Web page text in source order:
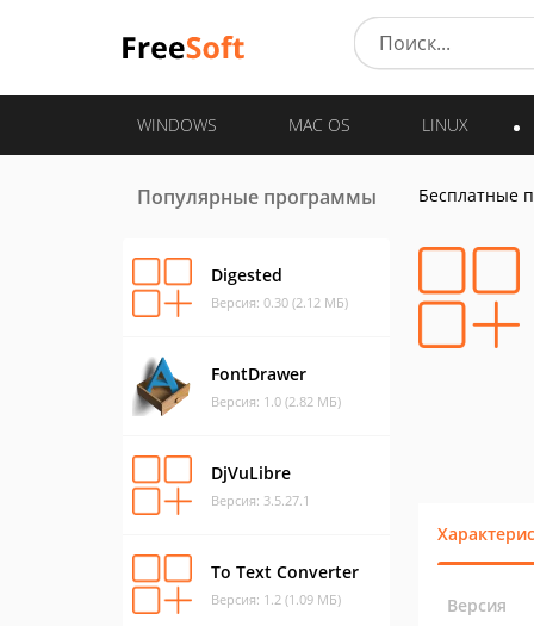
WINDOWS MAC OS LINUX
Популярные программы
Digested
Версия: 0.30 (2.12 МБ)
FontDrawer
Версия: 1.0 (2.82 МБ)
DjVuLibre
Версия: 3.5.27.1
To Text Converter
Версия: 1.2 (1.09 МБ)
Бесплатные
Версия